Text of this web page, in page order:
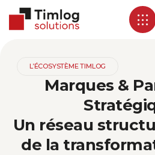
L’ÉCOSYSTÈME TIMLOG
Marques &
Un réseau
de la